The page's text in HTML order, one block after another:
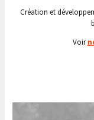
Création et
Voir